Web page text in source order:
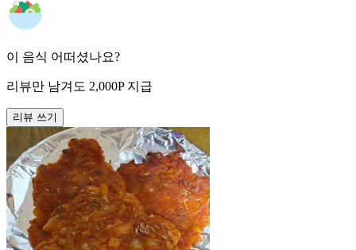
이 음식 어떠셨나요?
리뷰만 남겨도 2,000P 지급
리뷰 쓰기